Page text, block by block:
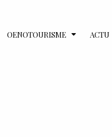
OENOTOURISME ACTU